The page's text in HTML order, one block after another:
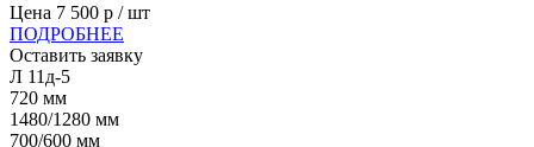
Цена 7 500 р / шт
ПОДРОБНЕЕ
Оставить заявку
Л 11д-5
720 мм
1480/1280 мм
700/600 мм